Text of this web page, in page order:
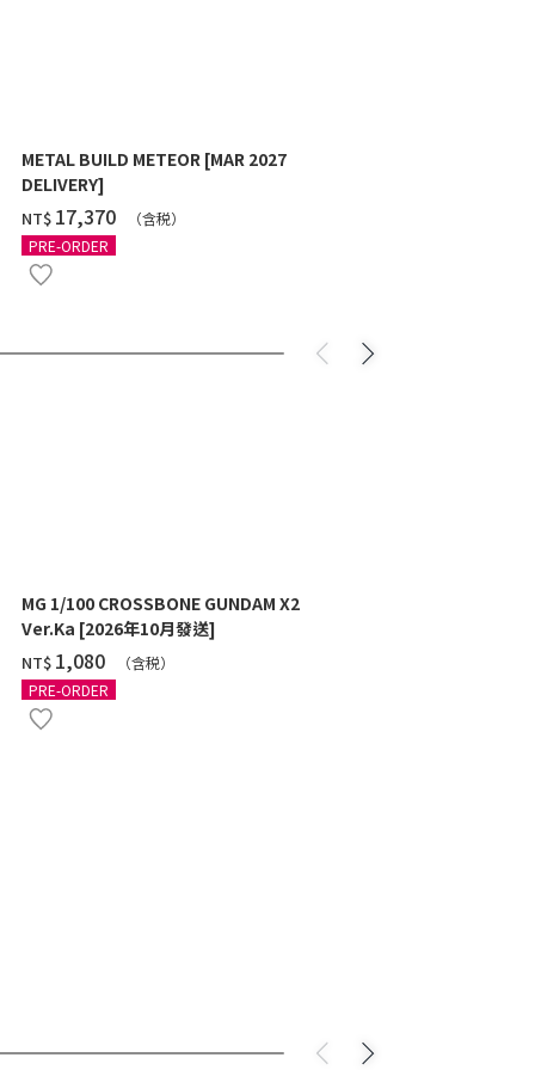
METAL BUILD METEOR [MAR 2027
DELIVERY]
NT$ ‌17,370
（含税）
PRE-ORDER
MG 1/100 CROSSBONE GUNDAM X2
Ver.Ka [2026年10月發送]
NT$ ‌1,080
（含税）
PRE-ORDER